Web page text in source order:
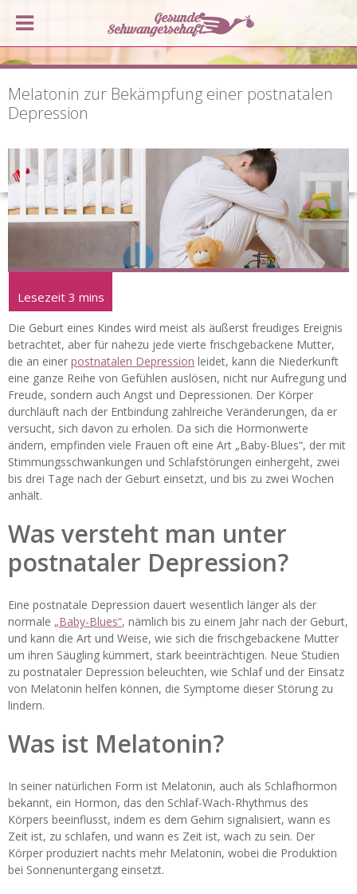
Melatonin zur Bekämpfung einer postnatalen
Depression
Die Geburt eines Kindes wird meist als äußerst freudiges Ereignis
betrachtet, aber für nahezu jede vierte frischgebackene Mutter,
die an einer postnatalen Depression leidet, kann die Niederkunft
eine ganze Reihe von Gefühlen auslösen, nicht nur Aufregung und
Freude, sondern auch Angst und Depressionen. Der Körper
durchläuft nach der Entbindung zahlreiche Veränderungen, da er
versucht, sich davon zu erholen. Da sich die Hormonwerte
ändern, empfinden viele Frauen oft eine Art „Baby-Blues“, der mit
Stimmungsschwankungen und Schlafstörungen einhergeht, zwei
bis drei Tage nach der Geburt einsetzt, und bis zu zwei Wochen
anhält.
Was versteht man unter
postnataler Depression?
Eine postnatale Depression dauert wesentlich länger als der
normale „Baby-Blues“, nämlich bis zu einem Jahr nach der Geburt,
und kann die Art und Weise, wie sich die frischgebackene Mutter
um ihren Säugling kümmert, stark beeinträchtigen. Neue Studien
zu postnataler Depression beleuchten, wie Schlaf und der Einsatz
von Melatonin helfen können, die Symptome dieser Störung zu
lindern.
Was ist Melatonin?
In seiner natürlichen Form ist Melatonin, auch als Schlafhormon
bekannt, ein Hormon, das den Schlaf-Wach-Rhythmus des
Körpers beeinflusst, indem es dem Gehirn signalisiert, wann es
Zeit ist, zu schlafen, und wann es Zeit ist, wach zu sein. Der
Körper produziert nachts mehr Melatonin, wobei die Produktion
bei Sonnenuntergang einsetzt.